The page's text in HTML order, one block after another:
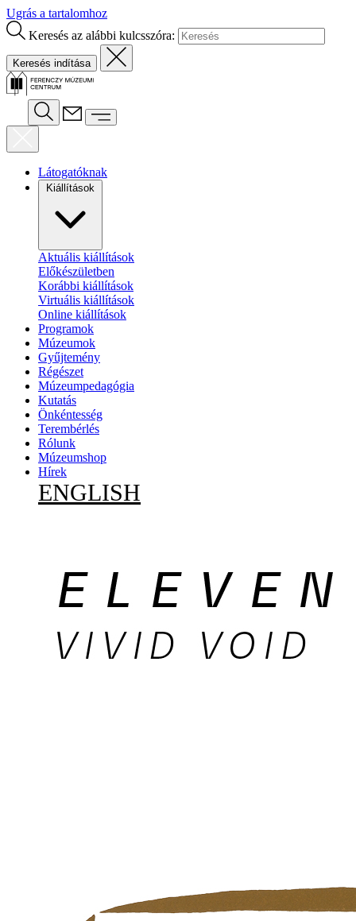
Ugrás a tartalomhoz
Keresés az alábbi kulcsszóra:
Látogatóknak
Kiállítások
Aktuális kiállítások
Előkészületben
Korábbi kiállítások
Virtuális kiállítások
Online kiállítások
Programok
Múzeumok
Gyűjtemény
Régészet
Múzeumpedagógia
Kutatás
Önkéntesség
Terembérlés
Rólunk
Múzeumshop
Hírek
ENGLISH